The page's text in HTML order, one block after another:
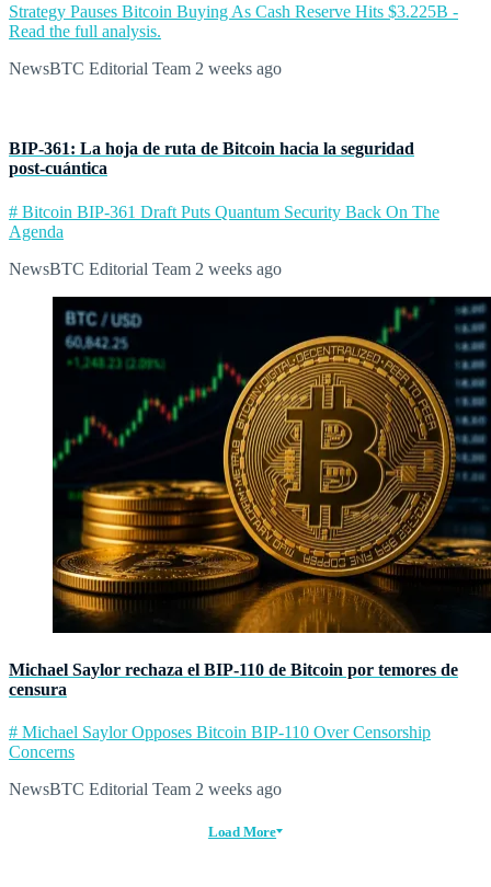
Strategy Pauses Bitcoin Buying As Cash Reserve Hits $3.225B -
Read the full analysis.
NewsBTC Editorial Team 2 weeks ago
BIP‑361: La hoja de ruta de Bitcoin hacia la seguridad
post‑cuántica
# Bitcoin BIP-361 Draft Puts Quantum Security Back On The
Agenda
NewsBTC Editorial Team 2 weeks ago
Michael Saylor rechaza el BIP‑110 de Bitcoin por temores de
censura
# Michael Saylor Opposes Bitcoin BIP-110 Over Censorship
Concerns
NewsBTC Editorial Team 2 weeks ago
Load More